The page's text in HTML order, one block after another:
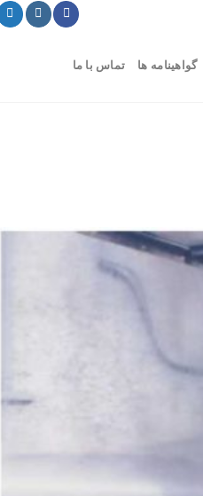
گواهینامه ها تماس با ما